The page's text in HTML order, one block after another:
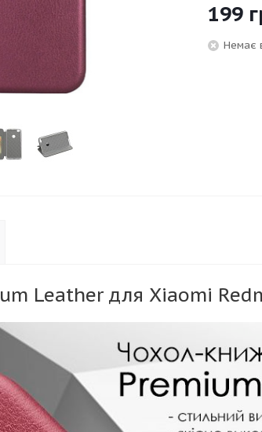
199
Немає
Leather для Xiaomi